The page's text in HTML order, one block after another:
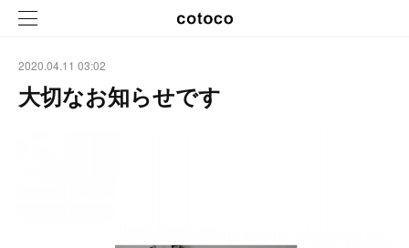
2020.04.11 03:02
大切なお知らせです